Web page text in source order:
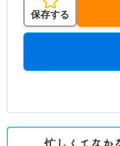
保存する